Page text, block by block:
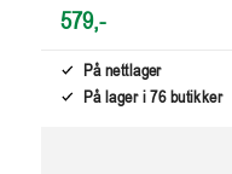
579,-
På nettlager
På lager i 76 butikker